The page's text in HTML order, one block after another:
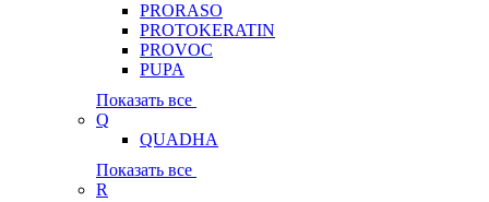
PRORASO
PROTOKERATIN
PROVOC
PUPA
Показать все
Q
QUADHA
Показать все
R